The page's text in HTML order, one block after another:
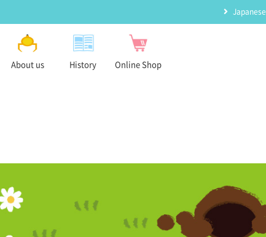
Japanese
About us History Online Shop